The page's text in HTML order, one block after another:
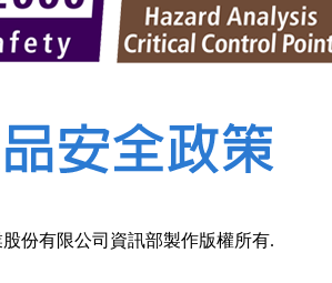
份有限公司資訊部製作版權所有.